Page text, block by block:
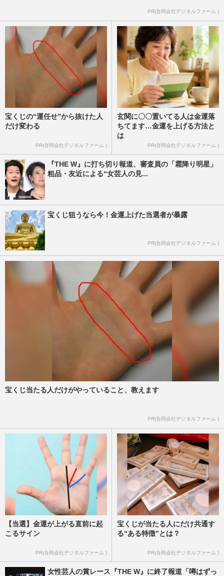
PR(合同会社デジタルファーム )
宝くじの“運任せ”から抜けた人
だけ変わる
PR(合同会社デジタルファーム )
玄関に〇〇置いてる人は金運落
ちてます…金運を上げる方法と
は
PR(合同会社デジタルファーム )
『THE W』に打ち切り報道、審査員の「霜降り明星」
粗品・友近による“女芸人の見...
宝くじ狙うなら今！金運上げた当選者が暴露
PR(合同会社デジタルファーム )
宝くじ当たる人だけがやっていること、教えます
PR(合同会社デジタルファーム )
【当選】金運が上がる直前に起
こるサイン
PR(合同会社デジタルファーム )
宝くじが当たる人にだけ共通す
る“ある特徴”とは？
PR(合同会社デジタルファーム )
女性芸人の賞レース『THE W』に終了報道「噂はずっ